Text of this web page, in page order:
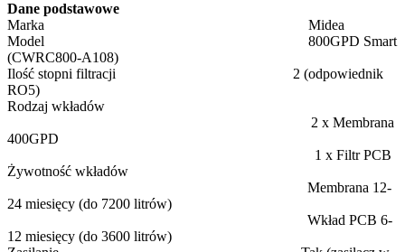
Dane podstawowe
Marka Midea
Model 800GPD Smart
(CWRC800-A108)
Ilość stopni filtracji 2 (odpowiednik
RO5)
Rodzaj wkładów
2 x Membrana
400GPD
1 x Filtr PCB
Żywotność wkładów
Membrana 12-
24 miesięcy (do 7200 litrów)
Wkład PCB 6-
12 miesięcy (do 3600 litrów)